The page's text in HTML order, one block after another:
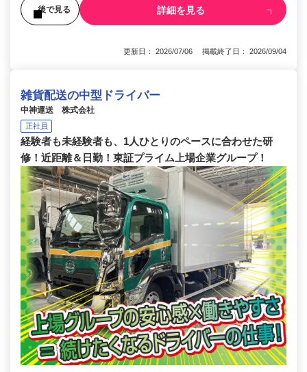
後で見る 詳細を見る
更新日： 2026/07/06 掲載終了日： 2026/09/04
雑貨配送の中型ドライバー
中神運送 株式会社
正社員
経験者も未経験者も、1人ひとりのペースに合わせた研
修！近距離＆日勤！東証プライム上場企業グループ！